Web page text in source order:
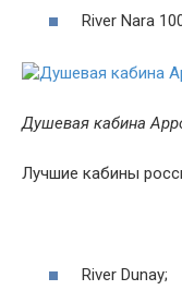
River Nara
Душевая кабина
Лучшие кабины
River Dunay;